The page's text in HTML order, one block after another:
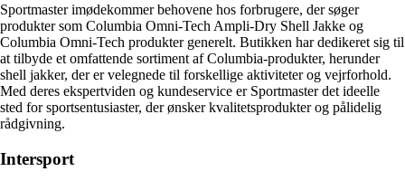
Sportmaster imødekommer behovene hos forbrugere, der søger
produkter som Columbia Omni-Tech Ampli-Dry Shell Jakke og
Columbia Omni-Tech produkter generelt. Butikken har dedikeret sig til
at tilbyde et omfattende sortiment af Columbia-produkter, herunder
shell jakker, der er velegnede til forskellige aktiviteter og vejrforhold.
Med deres ekspertviden og kundeservice er Sportmaster det ideelle
sted for sportsentusiaster, der ønsker kvalitetsprodukter og pålidelig
rådgivning.
Intersport